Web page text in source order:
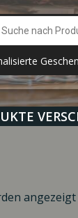
angezeigt